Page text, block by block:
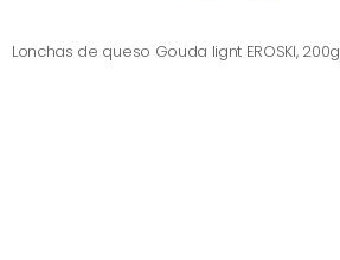
Lonchas de queso Gouda lignt EROSKI, 200g